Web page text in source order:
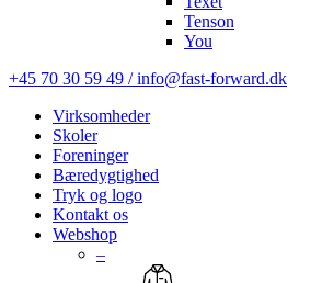
Tenson
You
+45 70 30 59 49 / info@fast-forward.dk
Virksomheder
Skoler
Foreninger
Bæredygtighed
Tryk og logo
Kontakt os
Webshop
–